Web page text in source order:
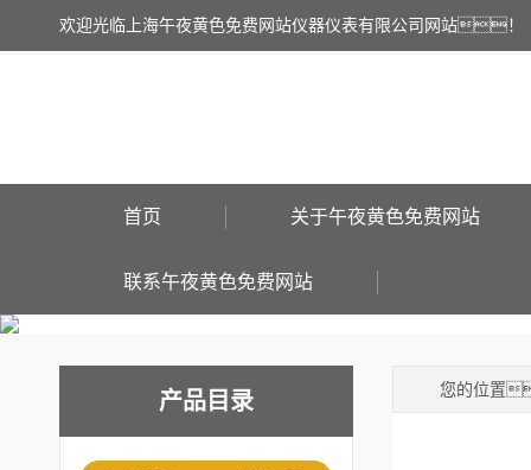
欢迎光临上海午夜黄色免费网站仪器仪表有限公司网站！
首页 关于午夜黄色免费网站
联系午夜黄色免费网站
产品目录 您的位置